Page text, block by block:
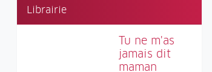
Librairie
Tu ne m'as
jamais dit
maman